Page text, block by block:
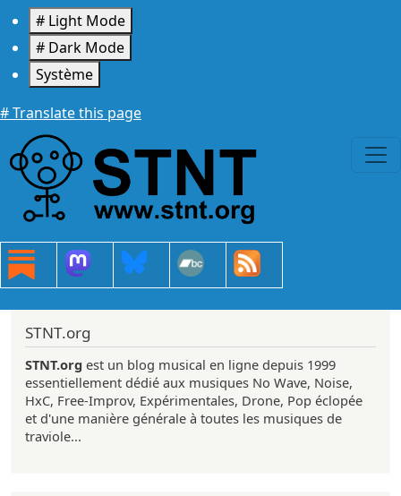
Aller au contenu principal
# Light Mode
# Dark Mode
Système
# Translate this page
STNT.org
STNT.org est un blog musical en ligne depuis 1999
essentiellement dédié aux musiques No Wave, Noise,
HxC, Free-Improv, Expérimentales, Drone, Pop éclopée
et d'une manière générale à toutes les musiques de
traviole...